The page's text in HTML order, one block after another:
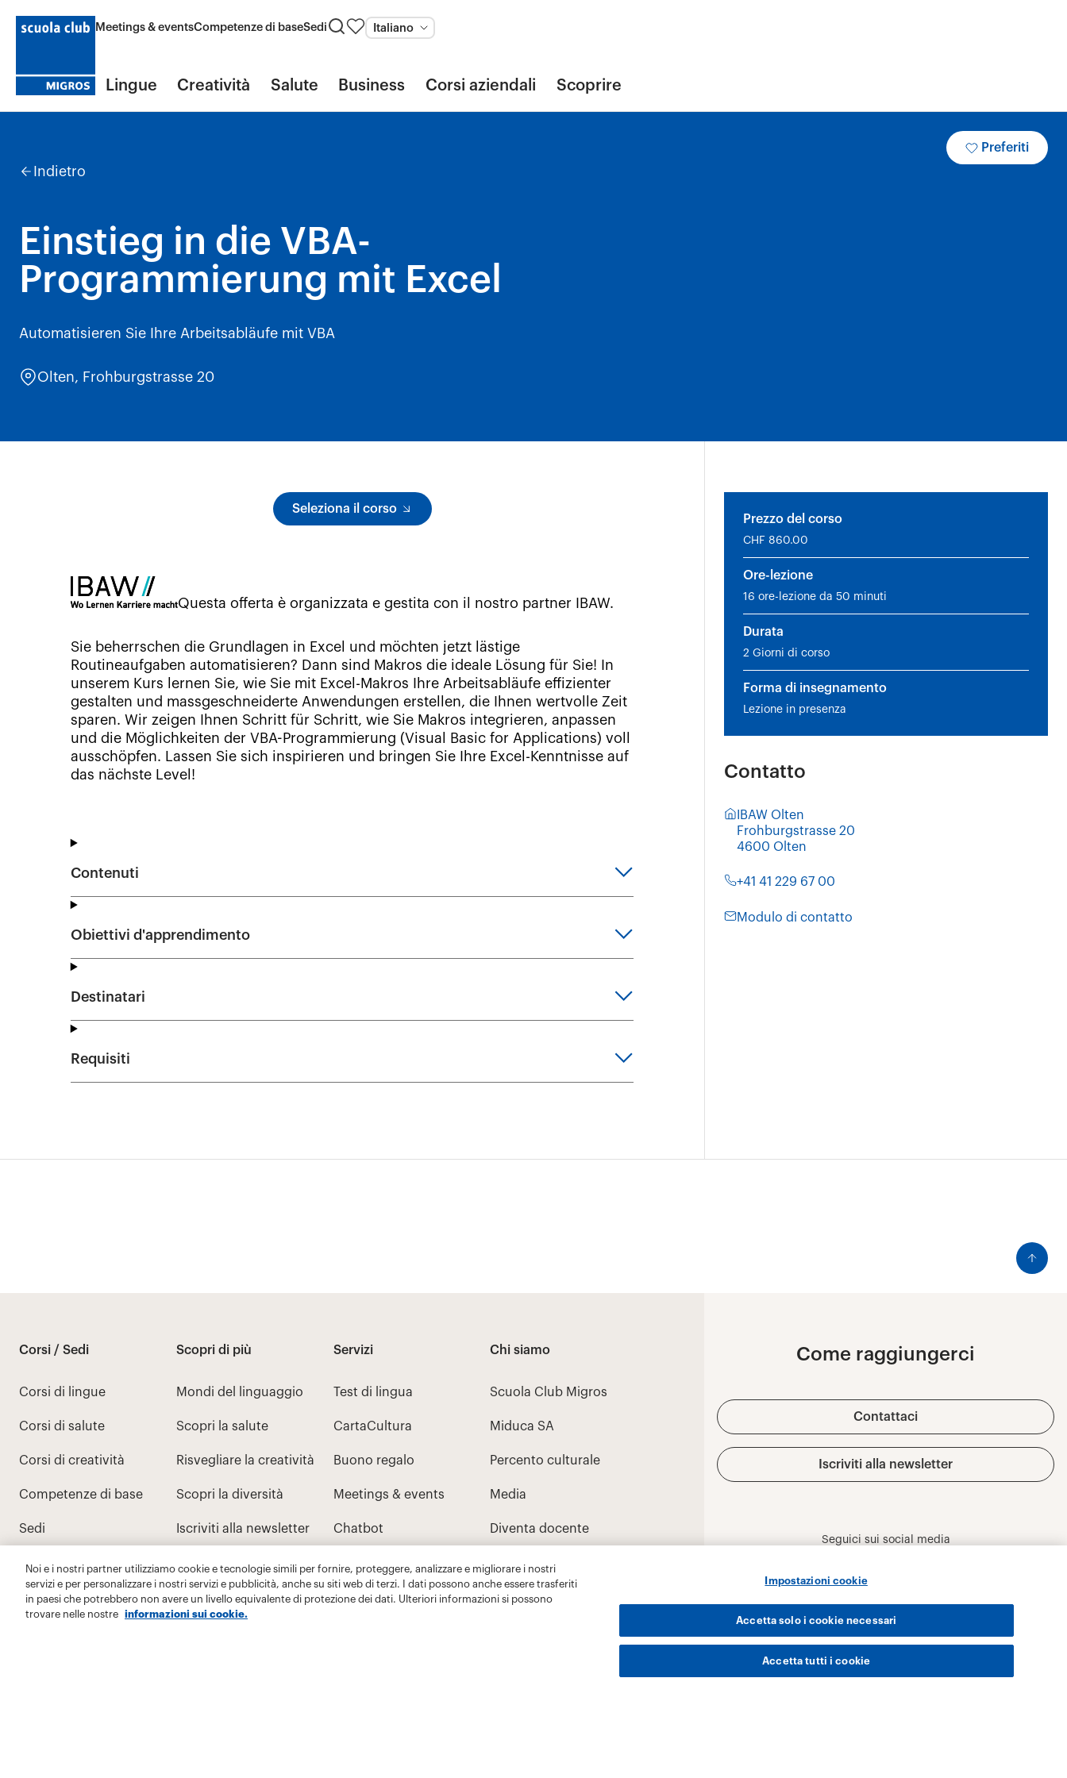
Noi e i nostri partner utilizziamo cookie e tecnologie simili per fornire, proteggere, analizzare e migliorare i nostri
servizi e per personalizzare i nostri servizi e pubblicità, anche su siti web di terzi. I dati possono anche essere trasferiti
in paesi che potrebbero non avere un livello equivalente di protezione dei dati. Ulteriori informazioni si possono
trovare nelle nostre
informazioni sui cookie.
Impostazioni cookie
Accetta solo i cookie necessari
Accetta tutti i cookie